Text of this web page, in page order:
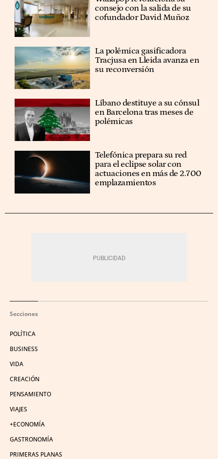
consejo con la salida de su
cofundador David Muñoz
La polémica gasificadora
Tracjusa en Lleida avanza en
su reconversión
Líbano destituye a su cónsul
en Barcelona tras meses de
polémicas
Telefónica prepara su red
para el eclipse solar con
actuaciones en más de 2.700
emplazamientos
Secciones
POLÍTICA
BUSINESS
VIDA
CREACIÓN
PENSAMIENTO
VIAJES
+ECONOMÍA
GASTRONOMÍA
PRIMERAS PLANAS